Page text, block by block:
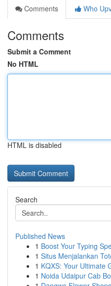
Comments
Who
Comments
Submit a Comment
No HTML
HTML is disabled
Search
Published News
1 Boost Your Typing
1 Situs Menjalankan
1 KQXS: Your Ultimate
1 Noida Udaipur Cab